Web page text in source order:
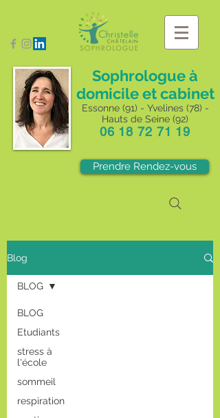
Sophrologue à
domicile et cabinet
Essonne (91) - Yvelines (78) -
Hauts de Seine (92)
06 18 72 71 19
Prendre Rendez-vous
Blog
BLOG
Etudiants
stress à
l'école
sommeil
respiration
BLOG